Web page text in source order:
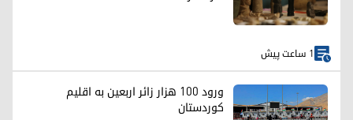
1 ساعت پیش
ورود ۱۰۰ هزار زائر اربعین به اقلیم
کوردستان